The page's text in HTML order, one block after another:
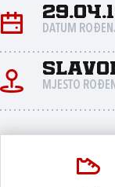
DATUM
MJESTO